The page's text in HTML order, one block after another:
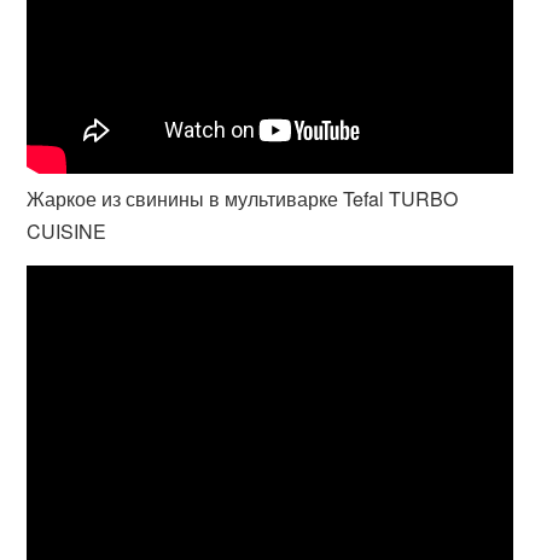
Жаркое из свинины в мультиварке Tefal TURBO
CUISINE